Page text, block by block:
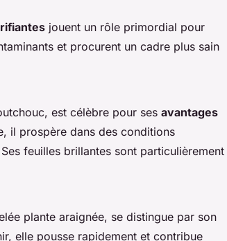
jouent un rôle primordial pour
et procurent un cadre plus sain
est célèbre pour ses avantages
il prospère dans des conditions
feuilles brillantes sont particulièrement
plante araignée, se distingue par son
elle pousse rapidement et contribue